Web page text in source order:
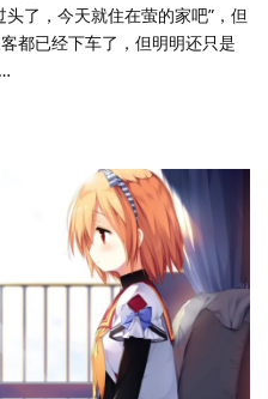
了，今天就住在萤的家吧”，但
都已经下车了，但明明还只是